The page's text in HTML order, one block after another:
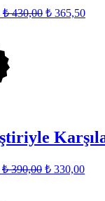
₺430,00 ₺ 365,50
₺390,00 ₺ 330,00